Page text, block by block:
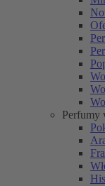
Perfumy